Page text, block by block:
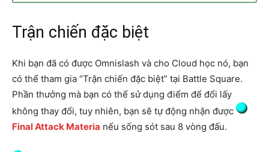
Trận chiến đặc biệt
Khi bạn đã có được Omnislash và cho Cloud học nó, bạn
có thể tham gia “Trận chiến đặc biệt” tại Battle Square.
Phần thưởng mà bạn có thể sử dụng điểm để đổi lấy
không thay đổi, tuy nhiên, bạn sẽ tự động nhận được
Final Attack Materia nếu sống sót sau 8 vòng đấu.